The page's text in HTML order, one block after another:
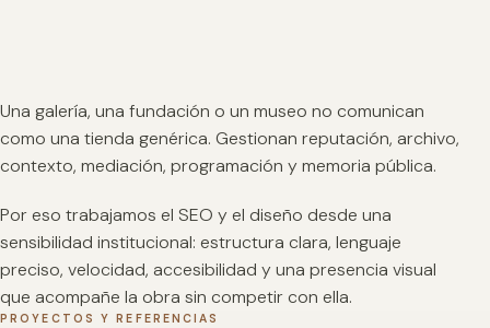
Una galería, una fundación o un museo no comunican
como una tienda genérica. Gestionan reputación, archivo,
contexto, mediación, programación y memoria pública.
Por eso trabajamos el SEO y el diseño desde una
sensibilidad institucional: estructura clara, lenguaje
preciso, velocidad, accesibilidad y una presencia visual
que acompañe la obra sin competir con ella.
PROYECTOS Y REFERENCIAS